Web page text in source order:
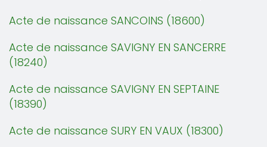
Acte de naissance SANCOINS (18600)
Acte de naissance SAVIGNY EN SANCERRE
(18240)
Acte de naissance SAVIGNY EN SEPTAINE
(18390)
Acte de naissance SURY EN VAUX (18300)